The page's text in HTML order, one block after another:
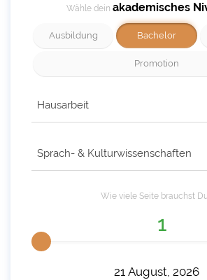
Wähle dein akademisches
Ausbildung Bachelor
Promotion
Hausarbeit
Sprach- & Kulturwissenschaften
Wie viele Seite brauchst